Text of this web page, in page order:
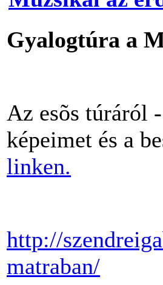
Gyalogtúra a
Az esõs túráról
képeimet és a
linken.
http://
matraban/